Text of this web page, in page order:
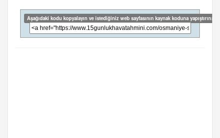
Aşağıdaki kodu kopyalayın ve istediğiniz web sayfasının kaynak koduna yapıştırın: